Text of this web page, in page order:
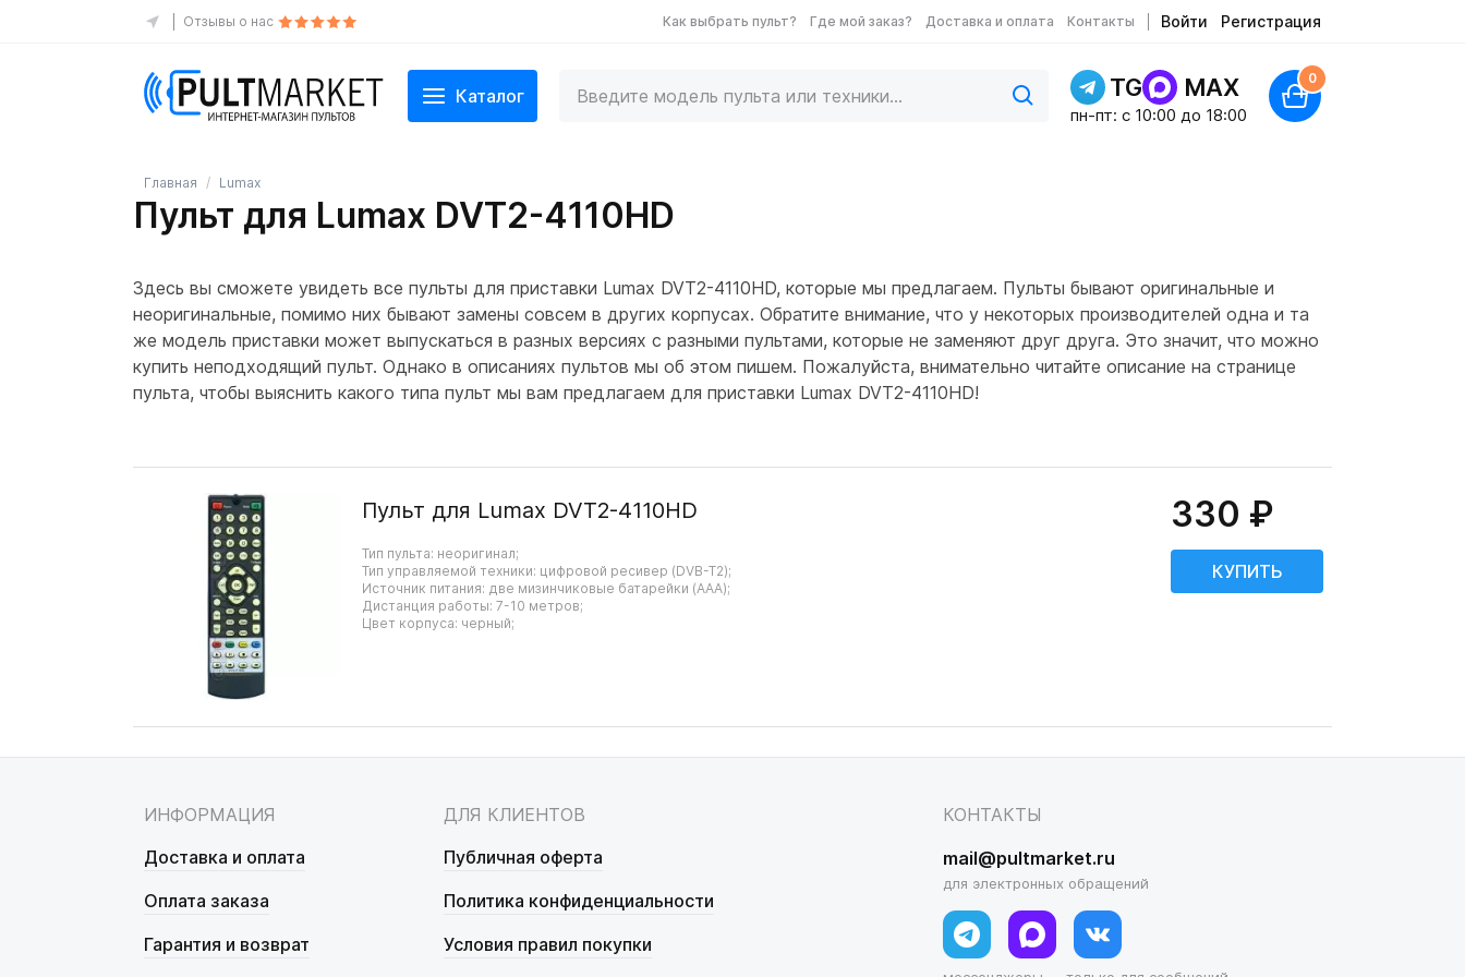
Отзывы о нас Как выбрать пульт? Где мой заказ? Доставка и оплата Контакты Войти Регистрация
Каталог TG MAX
пн-пт: c 10:00 до 18:00
0
Главная Lumax
Пульт для Lumax DVT2-4110HD
Здесь вы сможете увидеть все пульты для приставки Lumax DVT2-4110HD, которые мы предлагаем. Пульты бывают оригинальные и
неоригинальные, помимо них бывают замены совсем в других корпусах. Обратите внимание, что у некоторых производителей одна и та
же модель приставки может выпускаться в разных версиях с разными пультами, которые не заменяют друг друга. Это значит, что можно
купить неподходящий пульт. Однако в описаниях пультов мы об этом пишем. Пожалуйста, внимательно читайте описание на странице
пульта, чтобы выяснить какого типа пульт мы вам предлагаем для приставки Lumax DVT2-4110HD!
Пульт для Lumax DVT2-4110HD
Тип пульта: неоригинал;
Тип управляемой техники: цифровой ресивер (DVB-T2);
Источник питания: две мизинчиковые батарейки (AAA);
Дистанция работы: 7-10 метров;
Цвет корпуса: черный;
330 ₽
ИНФОРМАЦИЯ
Доставка и оплата
Оплата заказа
Гарантия и возврат
ДЛЯ КЛИЕНТОВ
Публичная оферта
Политика конфиденциальности
Условия правил покупки
КОНТАКТЫ
mail@pultmarket.ru
для электронных обращений